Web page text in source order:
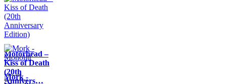
Motörhead –
Kiss of Death
(20th
Annivers…
Mork -